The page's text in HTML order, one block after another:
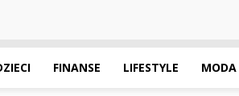
FINANSE LIFESTYLE MODA